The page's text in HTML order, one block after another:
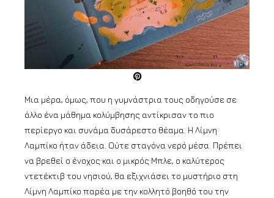
Μια μέρα, όμως, που η γυμνάστρια τους οδηγούσε σε
άλλο ένα μάθημα κολύμβησης αντίκρισαν το πιο
περίεργο και συνάμα δυσάρεστο θέαμα. Η Λίμνη
Λαμπίκο ήταν άδεια. Ούτε σταγόνα νερό μέσα. Πρέπει
να βρεθεί ο ένοχος και ο μικρός Μπλε, ο καλύτερος
ντετέκτιβ του νησιού, θα εξιχνιάσει το μυστήριο στη
Λίμνη Λαμπίκο παρέα με την κολλητό βοηθό του την